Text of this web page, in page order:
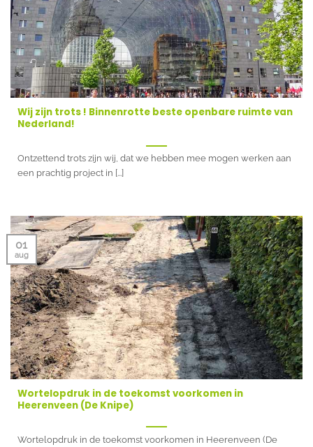
Wij zijn trots ! Binnenrotte beste openbare ruimte van
Nederland!
Ontzettend trots zijn wij, dat we hebben mee mogen werken aan
een prachtig project in [...]
Wortelopdruk in de toekomst voorkomen in
Heerenveen (De Knipe)
Wortelopdruk in de toekomst voorkomen in Heerenveen (De
01
aug